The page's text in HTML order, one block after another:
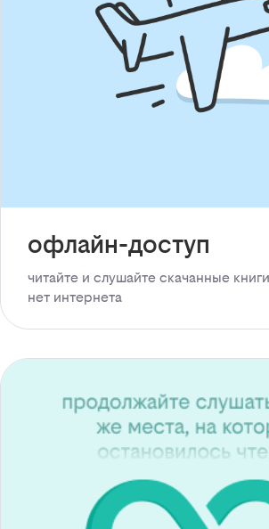
офлайн-доступ
читайте и слушайте скачанные
нет интернета